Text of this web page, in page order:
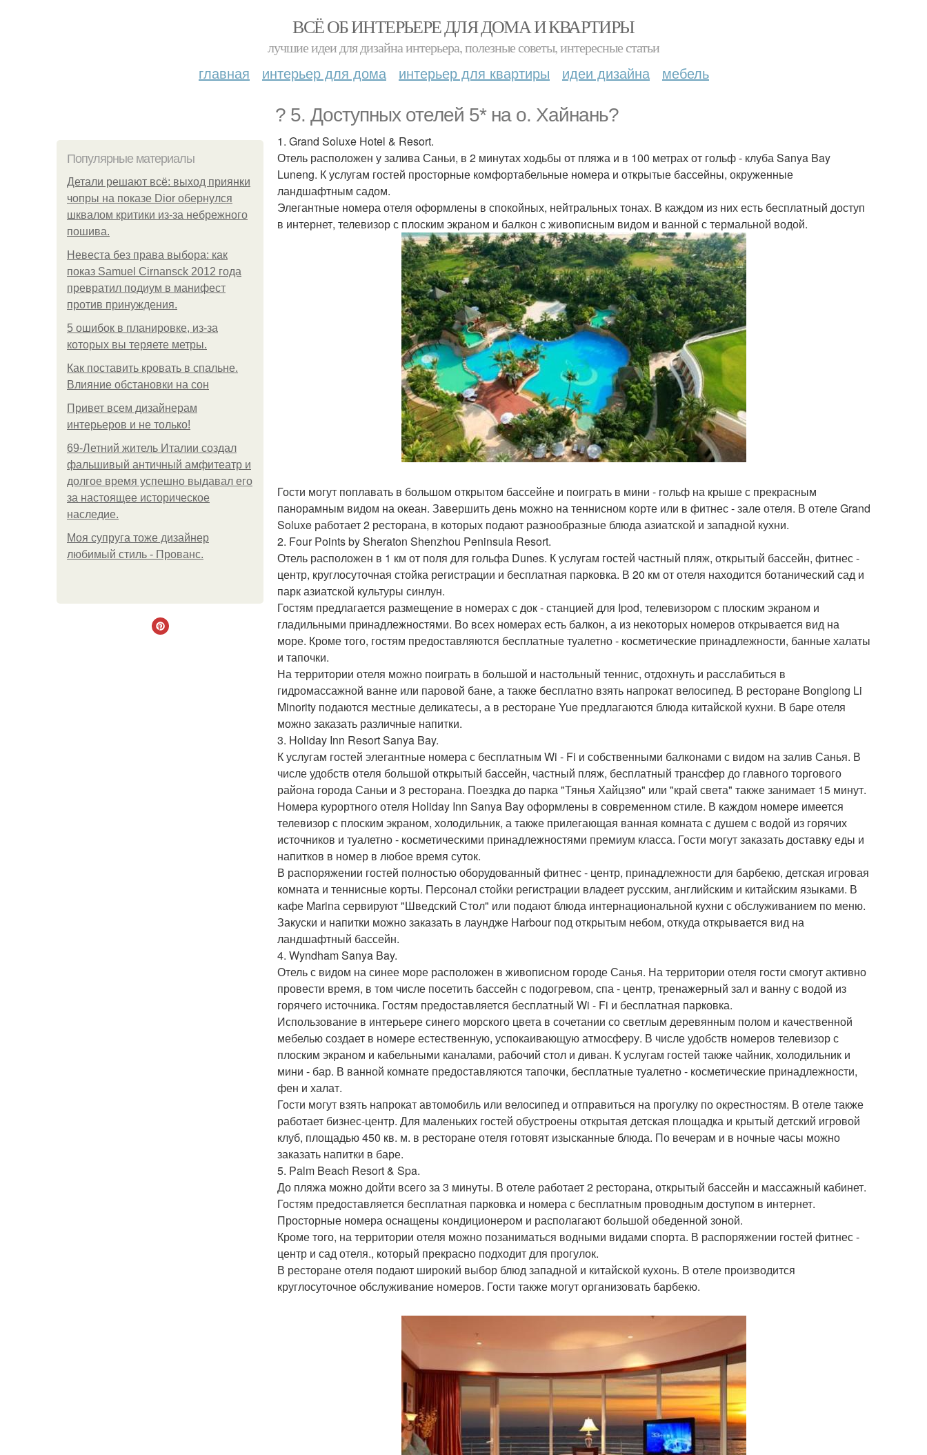
ВСЁ ОБ ИНТЕРЬЕРЕ ДЛЯ ДОМА И КВАРТИРЫ
лучшие идеи для дизайна интерьера, полезные советы, интересные статьи
главная интерьер для дома интерьер для квартиры идеи дизайна мебель
? 5. Доступных отелей 5* на о. Хайнань?
Популярные материалы
Детали решают всё: выход приянки
чопры на показе Dior обернулся
шквалом критики из-за небрежного
пошива.
Невеста без права выбора: как
показ Samuel Cirnansck 2012 года
превратил подиум в манифест
против принуждения.
5 ошибок в планировке, из-за
которых вы теряете метры.
Как поставить кровать в спальне.
Влияние обстановки на сон
Привет всем дизайнерам
интерьеров и не только!
69-Летний житель Италии создал
фальшивый античный амфитеатр и
долгое время успешно выдавал его
за настоящее историческое
наследие.
Моя супруга тоже дизайнер
любимый стиль - Прованс.
1. Grand Soluxe Hotel & Resort.
Отель расположен у залива Саньи, в 2 минутах ходьбы от пляжа и в 100 метрах от гольф - клуба Sanya Bay
Luneng. К услугам гостей просторные комфортабельные номера и открытые бассейны, окруженные
ландшафтным садом.
Элегантные номера отеля оформлены в спокойных, нейтральных тонах. В каждом из них есть бесплатный доступ
в интернет, телевизор с плоским экраном и балкон с живописным видом и ванной с термальной водой.
Гости могут поплавать в большом открытом бассейне и поиграть в мини - гольф на крыше с прекрасным
панорамным видом на океан. Завершить день можно на теннисном корте или в фитнес - зале отеля. В отеле Grand
Soluxe работает 2 ресторана, в которых подают разнообразные блюда азиатской и западной кухни.
2. Four Points by Sheraton Shenzhou Peninsula Resort.
Отель расположен в 1 км от поля для гольфа Dunes. К услугам гостей частный пляж, открытый бассейн, фитнес -
центр, круглосуточная стойка регистрации и бесплатная парковка. В 20 км от отеля находится ботанический сад и
парк азиатской культуры синлун.
Гостям предлагается размещение в номерах с док - станцией для Ipod, телевизором с плоским экраном и
гладильными принадлежностями. Во всех номерах есть балкон, а из некоторых номеров открывается вид на
море. Кроме того, гостям предоставляются бесплатные туалетно - косметические принадлежности, банные халаты
и тапочки.
На территории отеля можно поиграть в большой и настольный теннис, отдохнуть и расслабиться в
гидромассажной ванне или паровой бане, а также бесплатно взять напрокат велосипед. В ресторане Bonglong Li
Minority подаются местные деликатесы, а в ресторане Yue предлагаются блюда китайской кухни. В баре отеля
можно заказать различные напитки.
3. Holiday Inn Resort Sanya Bay.
К услугам гостей элегантные номера с бесплатным Wi - Fi и собственными балконами с видом на залив Санья. В
числе удобств отеля большой открытый бассейн, частный пляж, бесплатный трансфер до главного торгового
района города Саньи и 3 ресторана. Поездка до парка "Тянья Хайцзяо" или "край света" также занимает 15 минут.
Номера курортного отеля Holiday Inn Sanya Bay оформлены в современном стиле. В каждом номере имеется
телевизор с плоским экраном, холодильник, а также прилегающая ванная комната с душем с водой из горячих
источников и туалетно - косметическими принадлежностями премиум класса. Гости могут заказать доставку еды и
напитков в номер в любое время суток.
В распоряжении гостей полностью оборудованный фитнес - центр, принадлежности для барбекю, детская игровая
комната и теннисные корты. Персонал стойки регистрации владеет русским, английским и китайским языками. В
кафе Marinа сервируют "Шведский Стол" или подают блюда интернациональной кухни с обслуживанием по меню.
Закуски и напитки можно заказать в лаундже Harbour под открытым небом, откуда открывается вид на
ландшафтный бассейн.
4. Wyndham Sanya Bay.
Отель с видом на синее море расположен в живописном городе Санья. На территории отеля гости смогут активно
провести время, в том числе посетить бассейн с подогревом, спа - центр, тренажерный зал и ванну с водой из
горячего источника. Гостям предоставляется бесплатный Wi - Fi и бесплатная парковка.
Использование в интерьере синего морского цвета в сочетании со светлым деревянным полом и качественной
мебелью создает в номере естественную, успокаивающую атмосферу. В числе удобств номеров телевизор с
плоским экраном и кабельными каналами, рабочий стол и диван. К услугам гостей также чайник, холодильник и
мини - бар. В ванной комнате предоставляются тапочки, бесплатные туалетно - косметические принадлежности,
фен и халат.
Гости могут взять напрокат автомобиль или велосипед и отправиться на прогулку по окрестностям. В отеле также
работает бизнес-центр. Для маленьких гостей обустроены открытая детская площадка и крытый детский игровой
клуб, площадью 450 кв. м. в ресторане отеля готовят изысканные блюда. По вечерам и в ночные часы можно
заказать напитки в баре.
5. Palm Beach Resort & Spa.
До пляжа можно дойти всего за 3 минуты. В отеле работает 2 ресторана, открытый бассейн и массажный кабинет.
Гостям предоставляется бесплатная парковка и номера с бесплатным проводным доступом в интернет.
Просторные номера оснащены кондиционером и располагают большой обеденной зоной.
Кроме того, на территории отеля можно позаниматься водными видами спорта. В распоряжении гостей фитнес -
центр и сад отеля., который прекрасно подходит для прогулок.
В ресторане отеля подают широкий выбор блюд западной и китайской кухонь. В отеле производится
круглосуточное обслуживание номеров. Гости также могут организовать барбекю.